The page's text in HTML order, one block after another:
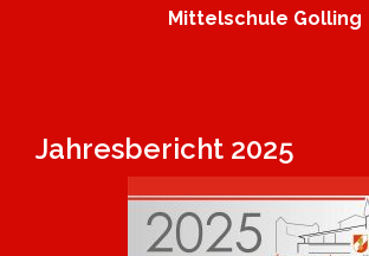
Mittelschule Golling
Jahresbericht 2025